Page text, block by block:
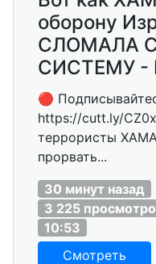
оборону
СЛОМАЛА
СИСТЕМУ -
🔴
https://cutt.ly/
террористы
прорвать...
30 минут назад
3 225
10:53
Смотреть